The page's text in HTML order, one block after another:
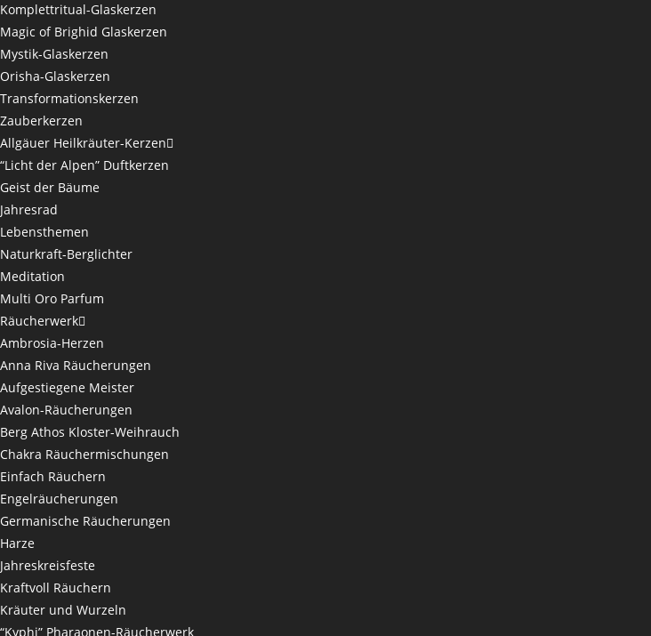
Komplettritual-Glaskerzen
Magic of Brighid Glaskerzen
Mystik-Glaskerzen
Orisha-Glaskerzen
Transformationskerzen
Zauberkerzen
Allgäuer Heilkräuter-Kerzen
“Licht der Alpen” Duftkerzen
Geist der Bäume
Jahresrad
Lebensthemen
Naturkraft-Berglichter
Meditation
Multi Oro Parfum
Räucherwerk
Ambrosia-Herzen
Anna Riva Räucherungen
Aufgestiegene Meister
Avalon-Räucherungen
Berg Athos Kloster-Weihrauch
Chakra Räuchermischungen
Einfach Räuchern
Engelräucherungen
Germanische Räucherungen
Harze
Jahreskreisfeste
Kraftvoll Räuchern
Kräuter und Wurzeln
“Kyphi” Pharaonen-Räucherwerk